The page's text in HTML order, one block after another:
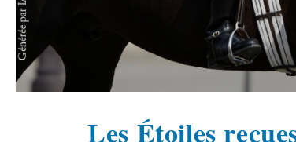
Les Étoiles